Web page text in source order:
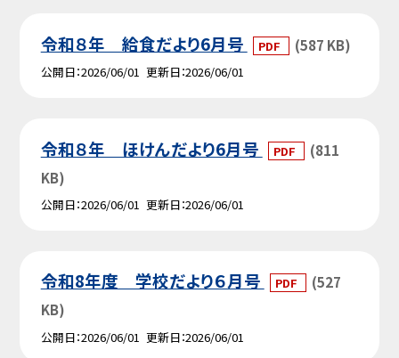
令和８年 給食だより6月号 PDF (587 KB)
公開日 2026/06/01 更新日 2026/06/01
令和８年 ほけんだより6月号 PDF
(811
KB)
公開日 2026/06/01 更新日 2026/06/01
令和8年度 学校だより６月号 PDF
(527
KB)
公開日 2026/06/01 更新日 2026/06/01